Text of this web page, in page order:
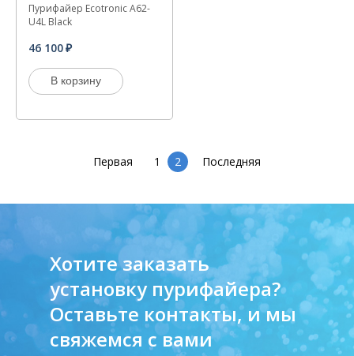
Пурифайер Ecotronic A62-
U4L Black
46 100
В корзину
Первая 1 2 Последняя
Хотите заказать
установку пурифайера?
Оставьте контакты, и мы
свяжемся с вами